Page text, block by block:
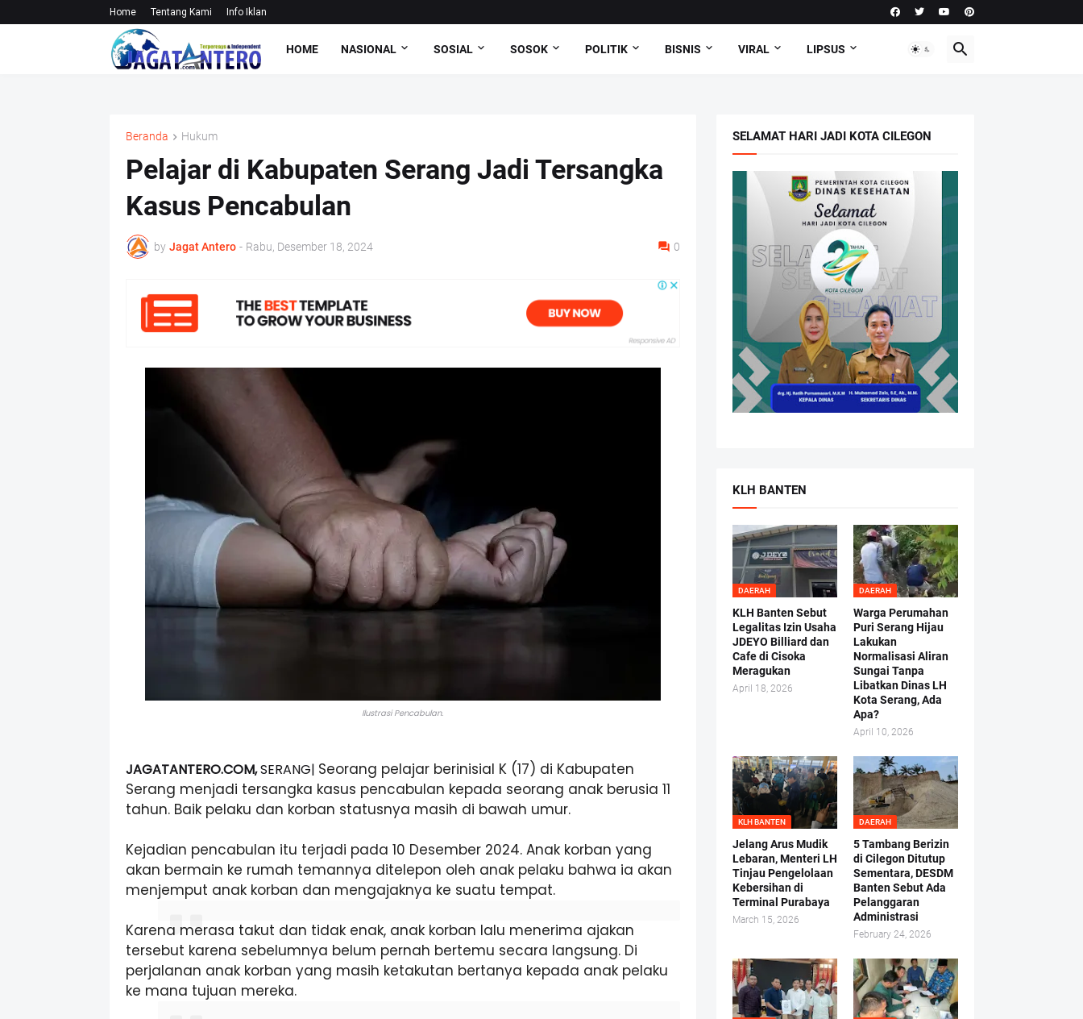
Home Tentang Kami Info Iklan
HOME NASIONAL SOSIAL SOSOK POLITIK BISNIS VIRAL LIPSUS
Beranda Hukum
Pelajar di Kabupaten Serang Jadi Tersangka
Kasus Pencabulan
by Jagat Antero - Rabu, Desember 18, 2024 0
Ilustrasi Pencabulan.
JAGATANTERO.COM,SERANG| Seorang pelajar berinisial K (17) di Kabupaten
Serang menjadi tersangka kasus pencabulan kepada seorang anak berusia 11
tahun. Baik pelaku dan korban statusnya masih di bawah umur.
Kejadian pencabulan itu terjadi pada 10 Desember 2024. Anak korban yang
akan bermain ke rumah temannya ditelepon oleh anak pelaku bahwa ia akan
menjemput anak korban dan mengajaknya ke suatu tempat.
Karena merasa takut dan tidak enak, anak korban lalu menerima ajakan
tersebut karena sebelumnya belum pernah bertemu secara langsung. Di
perjalanan anak korban yang masih ketakutan bertanya kepada anak pelaku
ke mana tujuan mereka.
SELAMAT HARI JADI KOTA CILEGON
KLH BANTEN
DAERAH
KLH Banten Sebut
Legalitas Izin Usaha
JDEYO Billiard dan
Cafe di Cisoka
Meragukan
April 18, 2026
DAERAH
Warga Perumahan
Puri Serang Hijau
Lakukan
Normalisasi Aliran
Sungai Tanpa
Libatkan Dinas LH
Kota Serang, Ada
Apa?
April 10, 2026
KLH BANTEN
Jelang Arus Mudik
Lebaran, Menteri LH
Tinjau Pengelolaan
Kebersihan di
Terminal Purabaya
March 15, 2026
DAERAH
5 Tambang Berizin
di Cilegon Ditutup
Sementara, DESDM
Banten Sebut Ada
Pelanggaran
Administrasi
February 24, 2026